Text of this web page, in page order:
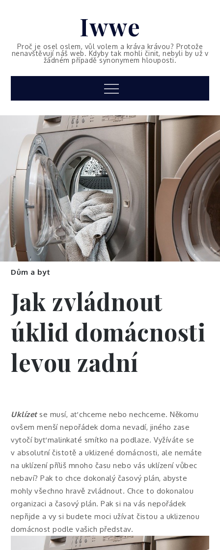
Iwwe
Proč je osel oslem, vůl volem a kráva krávou? Protože
nenavštěvují náš web. Kdyby tak mohli činit, nebyli by už v
žádném případě synonymem hlouposti.
Menu
Dům a byt
Jak zvládnout
úklid domácnosti
levou zadní
Uklízetse musí, ať chceme nebo nechceme. Někomu
ovšem menší nepořádek doma nevadí, jiného zase
vytočí byť malinkaté smítko na podlaze. Vyžíváte se
v absolutní čistotě a uklizené domácnosti, ale nemáte
na uklízení příliš mnoho času nebo vás uklízení vůbec
nebaví? Pak to chce dokonalý časový plán, abyste
mohly všechno hravě zvládnout. Chce to dokonalou
organizaci a časový plán. Pak si na vás nepořádek
nepřijde a vy si budete moci užívat čistou a uklizenou
domácnost podle vašich představ.